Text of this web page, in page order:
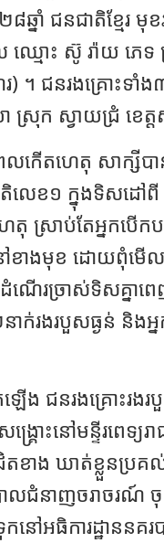
ាំ ជនជាតិខ្មែរ មុខ
ឈ្មោះ ស៊ូ រ៉ាយ ភេទ
រ) ។ ជនរងគ្រោះទាំ
រុក ស្វាយជ្រំ ខេត្ត
លកើតហេតុ សាក្សីប
លេខ១ ក្នុងទិសដៅពី
រាប់តែអ្នកបើកប
ាងមុខ ដោយពុំមើលស្
ណើរច្រាស់ទិសគ្ន
ាក់រងរបួសធ្ងន់ និងអ្
ង ជនរងគ្រោះរងរ
ះនៅមន្ទីរពេទ្យរា
ជិតខាង ឃាត់ខ្លួនប្
លជំនាញចរាចរណ៍ ចុ
ៅអធិការដ្ឋាននគរ